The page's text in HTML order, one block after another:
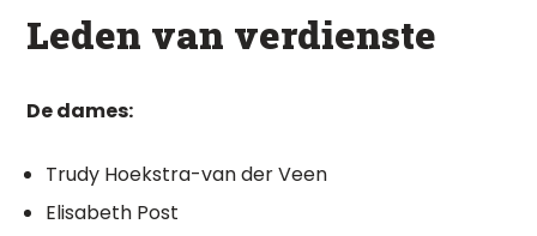
Leden van verdienste
De dames:
Trudy Hoekstra-van der Veen
Elisabeth Post